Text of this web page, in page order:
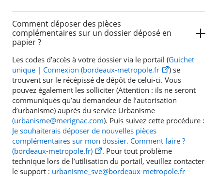
Comment déposer des pièces
complémentaires sur un dossier déposé en
papier ?
Les codes d’accès à votre dossier via le portail (Guichet
unique | Connexion (bordeaux-metropole.fr
) se
trouvent sur le récépissé de dépôt de celui-ci. Vous
pouvez également les solliciter (Attention : ils ne seront
communiqués qu’au demandeur de l’autorisation
d’urbanisme) auprès du service Urbanisme
(urbanisme@merignac.com). Puis suivez cette procédure :
Je souhaiterais déposer de nouvelles pièces
complémentaires sur mon dossier. Comment faire ?
(bordeaux-metropole.fr)
. Pour tout problème
technique lors de l’utilisation du portail, veuillez contacter
le support : urbanisme_sve@bordeaux-metropole.fr